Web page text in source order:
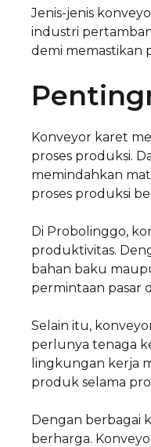
Jenis-jenis
industri
demi memastikan
Konveyor karet
proses produksi.
memindahkan
proses produksi
Di Probolinggo,
produktivitas.
bahan baku
permintaan pasar
Selain itu,
perlunya tenaga
lingkungan kerja
produk selama
Dengan berbagai
berharga.